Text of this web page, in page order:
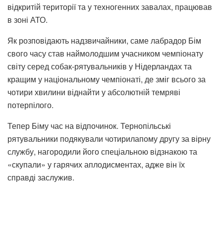
відкритій території та у техногенних завалах, працював
в зоні АТО.
Як розповідають надзвичайники, саме лабрадор Бім
свого часу став наймолодшим учасником чемпіонату
світу серед собак-рятувальників у Нідерландах та
кращим у національному чемпіонаті, де зміг всього за
чотири хвилини віднайти у абсолютній темряві
потерпілого.
Тепер Біму час на відпочинок. Тернопільські
рятувальники подякували чотирилапому другу за вірну
службу, нагородили його спеціальною відзнакою та
«скупали» у гарячих аплодисментах, адже він їх
справді заслужив.